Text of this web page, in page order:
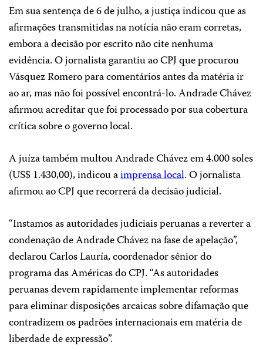
Em sua sentença de 6 de julho, a justiça indicou que as
afirmações transmitidas na notícia não eram corretas,
embora a decisão por escrito não cite nenhuma
evidência. O jornalista garantiu ao CPJ que procurou
Vásquez Romero para comentários antes da matéria ir
ao ar, mas não foi possível encontrá-lo. Andrade Chávez
afirmou acreditar que foi processado por sua cobertura
crítica sobre o governo local.
A juíza também multou Andrade Chávez em 4.000 soles
(US$ 1.430,00), indicou aimprensa local. O jornalista
afirmou ao CPJ que recorrerá da decisão judicial.
“Instamos as autoridades judiciais peruanas a reverter a
condenação de Andrade Chávez na fase de apelação”,
declarou Carlos Lauría, coordenador sênior do
programa das Américas do CPJ. “As autoridades
peruanas devem rapidamente implementar reformas
para eliminar disposições arcaicas sobre difamação que
contradizem os padrões internacionais em matéria de
liberdade de expressão”.